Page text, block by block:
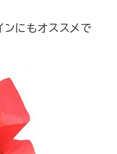
にもオススメで